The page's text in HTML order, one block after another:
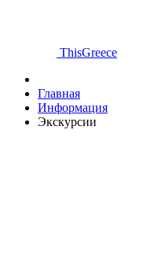
ThisGreece
Главная
Информация
Экскурсии